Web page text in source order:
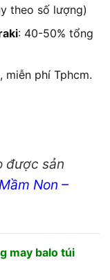
theo số lượng)
: 40-50% tổng
miễn phí Tphcm.
sản
Non –
may balo túi